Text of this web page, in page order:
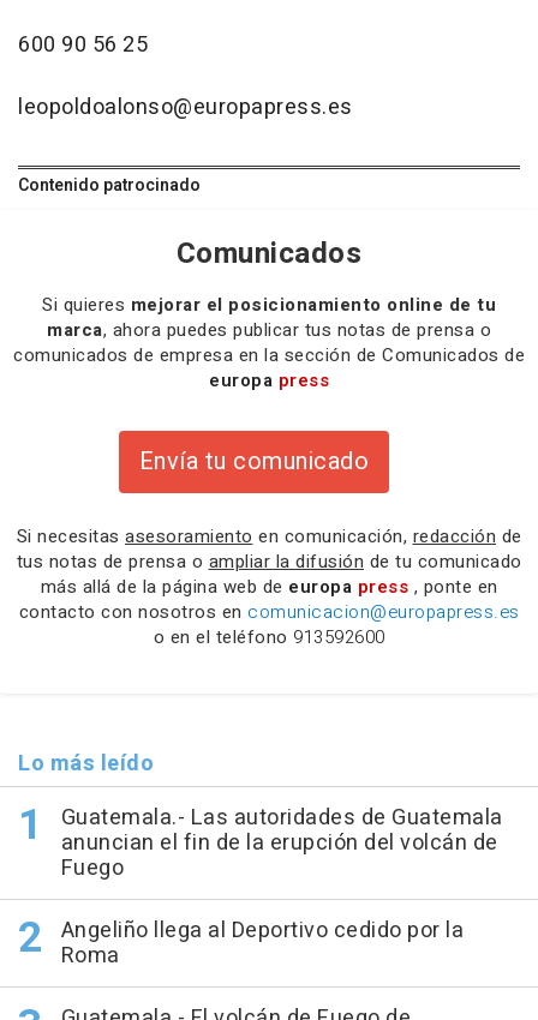
600 90 56 25
leopoldoalonso@europapress.es
Contenido patrocinado
Comunicados
Si quieres mejorar el posicionamiento online de tu
marca, ahora puedes publicar tus notas de prensa o
comunicados de empresa en la sección de Comunicados de
europa press
Envía tu comunicado
Si necesitas asesoramiento en comunicación, redacción de
tus notas de prensa o ampliar la difusión de tu comunicado
más allá de la página web de europa press , ponte en
contacto con nosotros en comunicacion@europapress.es
o en el teléfono 913592600
Lo más leído
Guatemala.- Las autoridades de Guatemala
anuncian el fin de la erupción del volcán de
Fuego
Angeliño llega al Deportivo cedido por la
Roma